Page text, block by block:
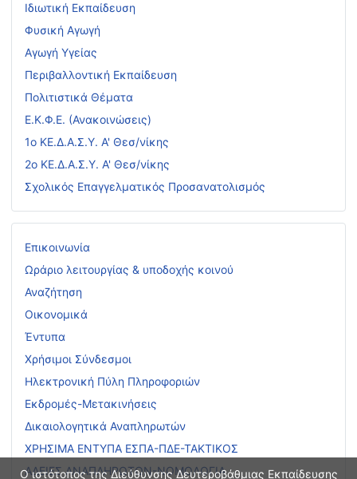
Ο ιστότοπος της Διεύθυνσης Δευτεροβάθμιας Εκπαίδευσης
Ιδιωτική Εκπαίδευση
Φυσική Αγωγή
Αγωγή Υγείας
Περιβαλλοντική Εκπαίδευση
Πολιτιστικά Θέματα
Ε.Κ.Φ.Ε. (Ανακοινώσεις)
1ο ΚΕ.Δ.Α.Σ.Υ. Α' Θεσ/νίκης
2ο ΚΕ.Δ.Α.Σ.Υ. Α' Θεσ/νίκης
Σχολικός Επαγγελματικός Προσανατολισμός
Επικοινωνία
Ωράριο λειτουργίας & υποδοχής κοινού
Αναζήτηση
Οικονομικά
Έντυπα
Χρήσιμοι Σύνδεσμοι
Ηλεκτρονική Πύλη Πληροφοριών
Εκδρομές-Μετακινήσεις
Δικαιολογητικά Αναπληρωτών
ΧΡΗΣΙΜΑ ΕΝΤΥΠΑ ΕΣΠΑ-ΠΔΕ-ΤΑΚΤΙΚΟΣ
ΑΔΕΙΕΣ ΑΝΑΠΛΗΡΩΤΩΝ-ΝΟΜΟΛΟΓΙΑ